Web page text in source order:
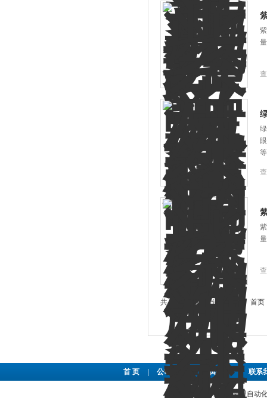
共 13 条记录，当前 1 / 2 页 首
首 页 公司简介 新闻资讯 | 联系
东莞市豪恩自动